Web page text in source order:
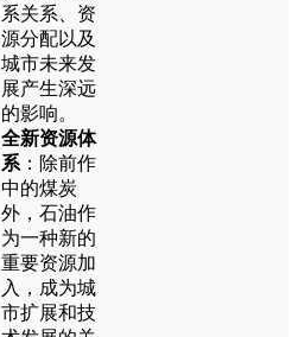
系关系、资
源分配以及
城市未来发
展产生深远
的影响。
全新资源体
系 ：除前作
中的煤炭
外，石油作
为一种新的
重要资源加
入，成为城
市扩展和技